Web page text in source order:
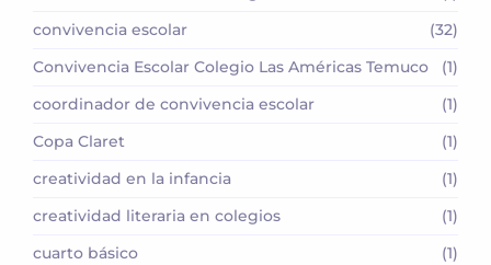
convivencia escolar
(32)
Convivencia Escolar Colegio Las Américas Temuco
(1)
coordinador de convivencia escolar
(1)
Copa Claret
(1)
creatividad en la infancia
(1)
creatividad literaria en colegios
(1)
cuarto básico
(1)